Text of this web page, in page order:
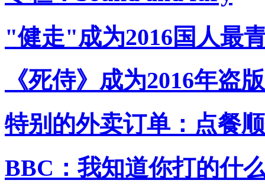
"健走"成为2016国人最
《死侍》成为2016年盗
特别的外卖订单：点餐
BBC：我知道你打的什